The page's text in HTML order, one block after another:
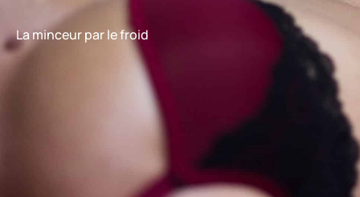
La minceur par le froid